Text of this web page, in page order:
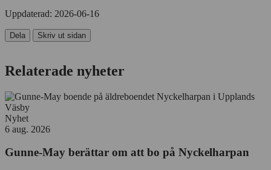
Uppdaterad: 2026-06-16
Dela Skriv ut sidan
Relaterade nyheter
Nyhet
6 aug. 2026
Gunne-May berättar om att bo på Nyckelharpan